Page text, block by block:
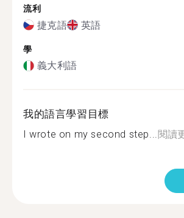
流利
捷克語 英語
學
義大利語
我的語言學習目標
I wrote on my second step...閱讀